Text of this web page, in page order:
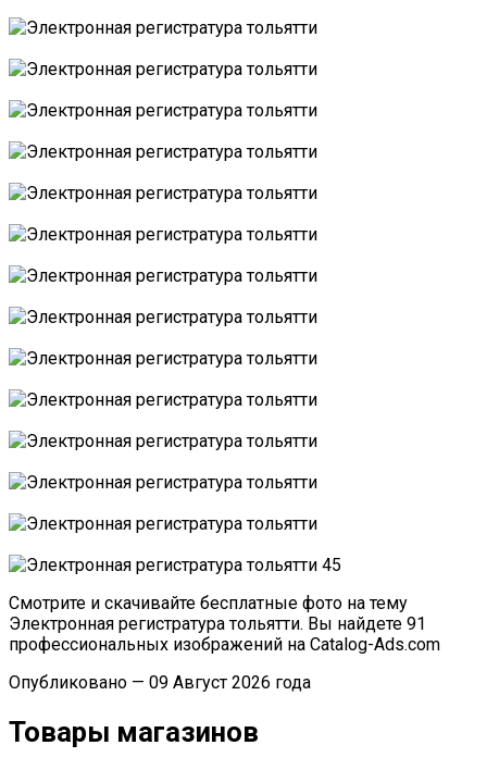
Смотрите и скачивайте бесплатные фото на тему
Электронная регистратура тольятти. Вы найдете 91
профессиональных изображений на Catalog-Ads.com
Опубликовано — 09 Август 2026 года
Товары магазинов